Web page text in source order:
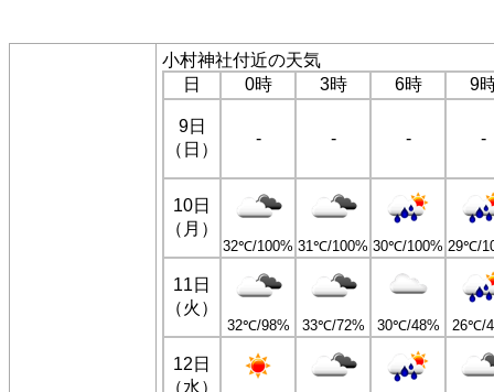
小村神社付近の天気
日
0時 3時 6時 9
9日
（日）
- - - -
10日
（月）
32℃/100% 31℃/100% 30℃/100% 29℃/
11日
（火）
32℃/98% 33℃/72% 30℃/48% 26℃/
12日
（水）